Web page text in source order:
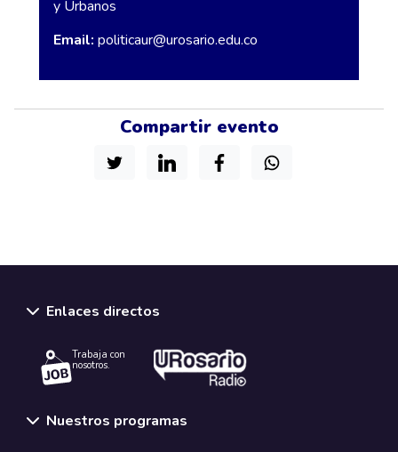
y Urbanos
Email: politicaur@urosario.edu.co
Compartir evento
Enlaces directos
Trabaja con
nosotros.
Nuestros programas